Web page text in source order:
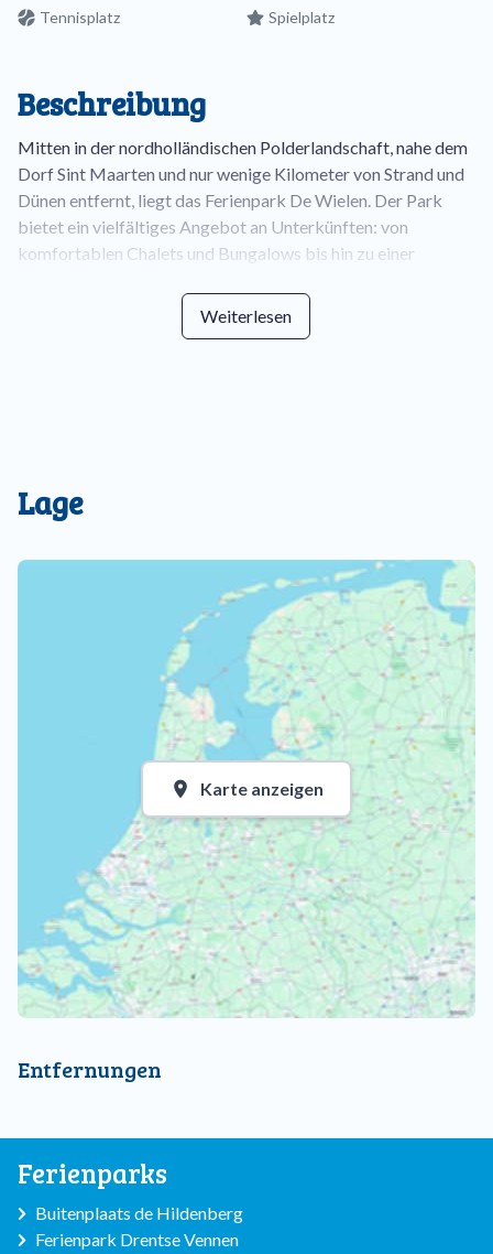
Tennisplatz Spielplatz
Beschreibung
Mitten in der nordholländischen Polderlandschaft, nahe dem
Dorf Sint Maarten und nur wenige Kilometer von Strand und
Dünen entfernt, liegt das Ferienpark De Wielen. Der Park
bietet ein vielfältiges Angebot an Unterkünften: von
komfortablen Chalets und Bungalows bis hin zu einer
Der Park ist für Jung und Alt geeignet. Es gibt ein beheiztes
mit Stegen voll auf ihre Kosten.
und Privatsphäre. Die Lage ist ideal, um die Umgebung zu
erkunden: Vom Park aus radelst du direkt zum Strand oder
durch die blühenden Blumenfelder, und Städte wie Schagen
und Alkmaar sind schnell erreichbar.
Ob mit der Familie, mit Freunden oder einfach für eine
Auszeit in der Natur – im Ferienpark De Wielen genießt du
Entspannung, Spaß und die nordholländische Küste an einem
Weiterlesen
Lage
Karte anzeigen
Entfernungen
Ferienparks
Buitenplaats de Hildenberg
Ferienpark Drentse Vennen